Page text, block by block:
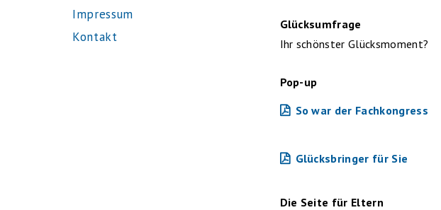
Impressum
Kontakt
Glücksumfrage
Ihr schönster Glücksmoment?
Pop-up
So war der Fachkongress
Glücksbringer für Sie
Die Seite für Eltern